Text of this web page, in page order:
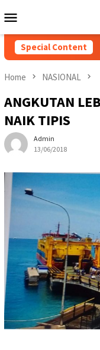
to
Menu
Special Content
Home NASIONAL
ANGKUTAN
NAIK TIPIS
Admin
13/06/2018